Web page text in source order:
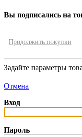
Вы подписались на
Продолжить покупки
Задайте параметры
Отмена
Вход
Пароль